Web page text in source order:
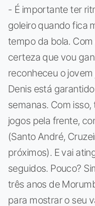
- É importante ter
goleiro quando fica
tempo da bola.
certeza que vou
reconheceu o jovem
Denis está
semanas. Com
jogos pela frente,
(Santo André,
próximos). E vai
seguidos. Pouco?
três anos de
para mostrar o seu